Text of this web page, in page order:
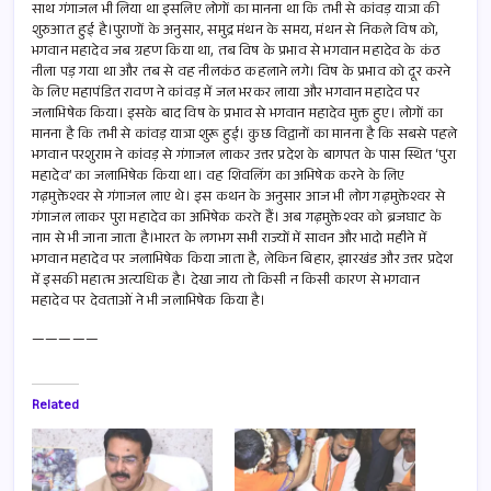
साथ गंगाजल भी लिया था इसलिए लोगों का मानना था कि तभी से कांवड़ यात्रा की
शुरुआत हुई है।पुराणों के अनुसार, समुद्र मंथन के समय, मंथन से निकले विष को,
भगवान महादेव जब ग्रहण किया था, तब विष के प्रभाव से भगवान महादेव के कंठ
नीला पड़ गया था और तब से वह नीलकंठ कहलाने लगे। विष के प्रभाव को दूर करने
के लिए महापंडित रावण ने कांवड़ में जल भरकर लाया और भगवान महादेव पर
जलाभिषेक किया। इसके बाद विष के प्रभाव से भगवान महादेव मुक्त हुए। लोगों का
मानना है कि तभी से कांवड़ यात्रा शुरू हुई। कुछ विद्वानों का मानना है कि सबसे पहले
भगवान परशुराम ने कांवड़ से गंगाजल लाकर उत्तर प्रदेश के बागपत के पास स्थित ‘पुरा
महादेव’ का जलाभिषेक किया था। वह शिवलिंग का अभिषेक करने के लिए
गढ़मुक्तेश्वर से गंगाजल लाए थे। इस कथन के अनुसार आज भी लोग गढ़मुक्तेश्वर से
गंगाजल लाकर पुरा महादेव का अभिषेक करते हैं। अब गढ़मुक्तेश्वर को ब्रजघाट के
नाम से भी जाना जाता है।भारत के लगभग सभी राज्यों में सावन और भादो महीने में
भगवान महादेव पर जलाभिषेक किया जाता है, लेकिन बिहार, झारखंड और उत्तर प्रदेश
में इसकी महात्म अत्यधिक है। देखा जाय तो किसी न किसी कारण से भगवान
महादेव पर देवताओं ने भी जलाभिषेक किया है।
—————
Related